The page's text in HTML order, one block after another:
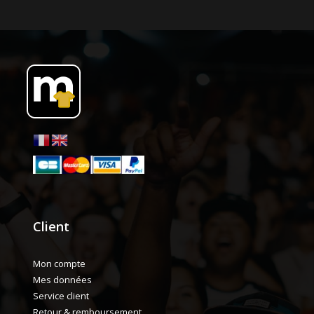
Client
Mon compte
Mes données
Service client